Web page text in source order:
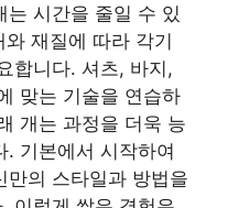
는 시간을 줄일 수 있
재질에 따라 각기
합니다. 셔츠, 바지,
맞는 기술을 연습하
개는 과정을 더욱 능
. 기본에서 시작하여
만의 스타일과 방법을